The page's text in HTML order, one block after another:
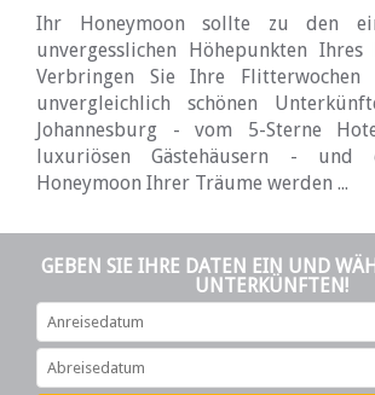
Ihr Honeymoon sollte zu den
unvergesslichen Höhepunkten Ihres
Verbringen Sie Ihre
unvergleichlich schönen
Johannesburg - vom 5-Sterne
luxuriösen Gästehäusern -
Honeymoon Ihrer Träume werden ...
GEBEN SIE IHRE DATEN EIN UND
UNTERKÜNFTEN!